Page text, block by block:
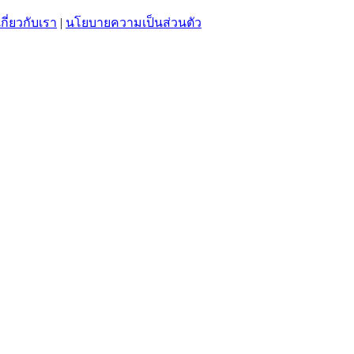
กี่ยวกับเรา | นโยบายความเป็นส่วนตัว